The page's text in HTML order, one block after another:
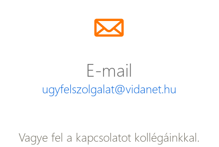
E-mail
ugyfelszolgalat@vidanet.hu
Vagye fel a kapcsolatot kollégáinkkal.